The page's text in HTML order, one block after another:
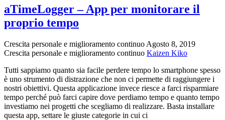
Do:
Timer
Pomodoro
gestione
del
aTimeLogger – App per monitorare il
proprio tempo
Crescita personale e miglioramento continuo Agosto 8, 2019
Crescita personale e miglioramento continuo Kaizen Kiko
Tutti sappiamo quanto sia facile perdere tempo lo smartphone spesso
è uno strumento di distrazione che non ci permette di raggiungere i
nostri obiettivi. Questa applicazione invece riesce a farci risparmiare
tempo perché può farci capire dove perdiamo tempo e quanto tempo
investiamo nei progetti che scegliamo di realizzare. Basta installare
questa app, settare le giuste categorie in cui ci